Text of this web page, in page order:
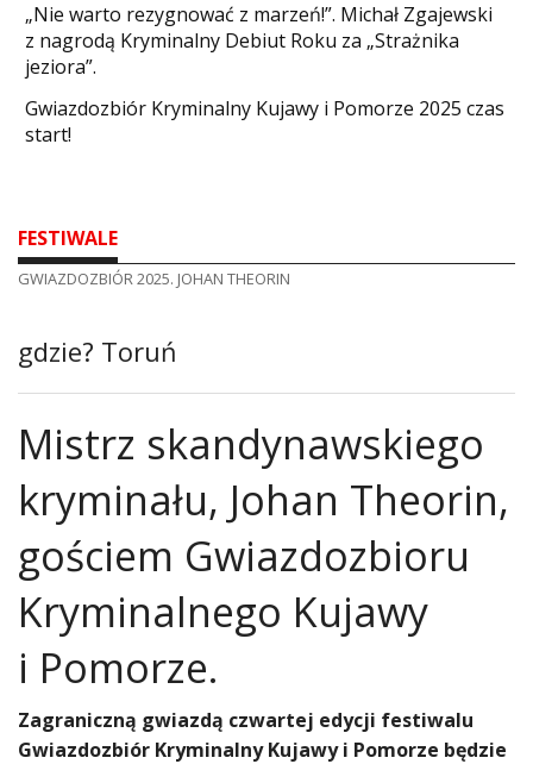
„Nie warto rezygnować z marzeń!”. Michał Zgajewski
z nagrodą Kryminalny Debiut Roku za „Strażnika
jeziora”.
Gwiazdozbiór Kryminalny Kujawy i Pomorze 2025 czas
start!
FESTIWALE
GWIAZDOZBIÓR 2025. JOHAN THEORIN
gdzie? Toruń
Mistrz skandynawskiego
kryminału, Johan Theorin,
gościem Gwiazdozbioru
Kryminalnego Kujawy
i Pomorze.
Zagraniczną gwiazdą czwartej edycji festiwalu
Gwiazdozbiór Kryminalny Kujawy i Pomorze będzie